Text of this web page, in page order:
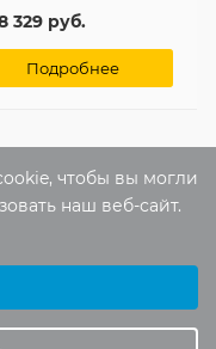
329 руб.
Подробнее
с
чтобы вы могли
наш веб-сайт.